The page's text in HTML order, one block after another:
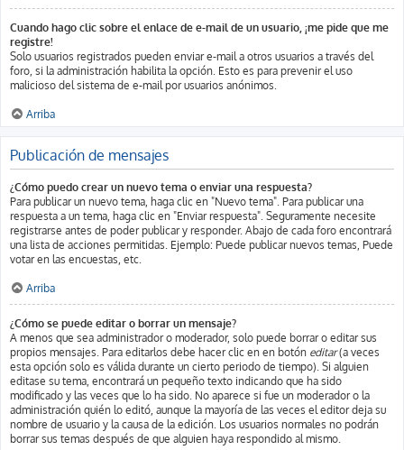
Cuando hago clic sobre el enlace de e-mail de un usuario, ¡me pide que me
registre!
Solo usuarios registrados pueden enviar e-mail a otros usuarios a través del
foro, si la administración habilita la opción. Esto es para prevenir el uso
malicioso del sistema de e-mail por usuarios anónimos.
Arriba
Publicación de mensajes
¿Cómo puedo crear un nuevo tema o enviar una respuesta?
Para publicar un nuevo tema, haga clic en "Nuevo tema". Para publicar una
respuesta a un tema, haga clic en "Enviar respuesta". Seguramente necesite
registrarse antes de poder publicar y responder. Abajo de cada foro encontrará
una lista de acciones permitidas. Ejemplo: Puede publicar nuevos temas, Puede
votar en las encuestas, etc.
Arriba
¿Cómo se puede editar o borrar un mensaje?
A menos que sea administrador o moderador, solo puede borrar o editar sus
propios mensajes. Para editarlos debe hacer clic en en botón editar(a veces
esta opción solo es válida durante un cierto periodo de tiempo). Si alguien
editase su tema, encontrará un pequeño texto indicando que ha sido
modificado y las veces que lo ha sido. No aparece si fue un moderador o la
administración quién lo editó, aunque la mayoría de las veces el editor deja su
nombre de usuario y la causa de la edición. Los usuarios normales no podrán
borrar sus temas después de que alguien haya respondido al mismo.